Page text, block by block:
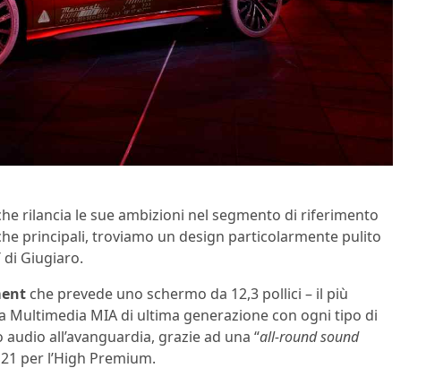
rilancia le sue ambizioni nel segmento di riferimento
principali, troviamo un design particolarmente pulito
Giugiaro.
che prevede uno schermo da 12,3 pollici – il più
Multimedia MIA di ultima generazione con ogni tipo di
all’avanguardia, grazie ad una “all-round sound
per l’High Premium.